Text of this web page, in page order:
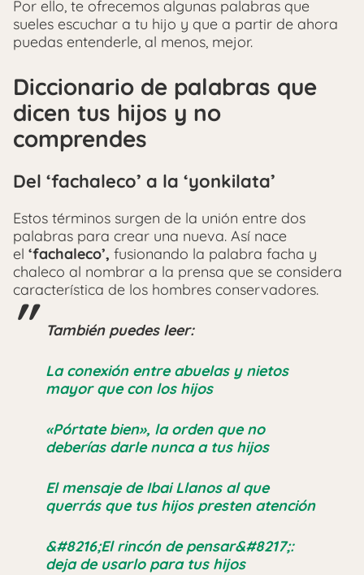
Por ello, te ofrecemos algunas palabras que
sueles escuchar a tu hijo y que a partir de ahora
puedas entenderle, al menos, mejor.
Diccionario de palabras que
dicen tus hijos y no
comprendes
Del ‘fachaleco’ a la ‘yonkilata’
Estos términos surgen de la unión entre dos
palabras para crear una nueva. Así nace
el ‘fachaleco’, fusionando la palabra facha y
chaleco al nombrar a la prensa que se considera
característica de los hombres conservadores.
También puedes leer:
La conexión entre abuelas y nietos
mayor que con los hijos
«Pórtate bien», la orden que no
deberías darle nunca a tus hijos
El mensaje de Ibai Llanos al que
querrás que tus hijos presten atención
&#8216;El rincón de pensar&#8217;:
deja de usarlo para tus hijos